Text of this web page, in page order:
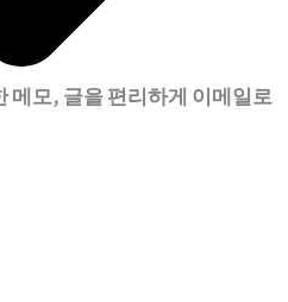
메모, 글을 편리하게 이메일로